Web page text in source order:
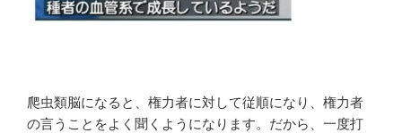
爬虫類脳になると、権力者に対して従順になり、権力者
の言うことをよく聞くようになります。だから、一度打